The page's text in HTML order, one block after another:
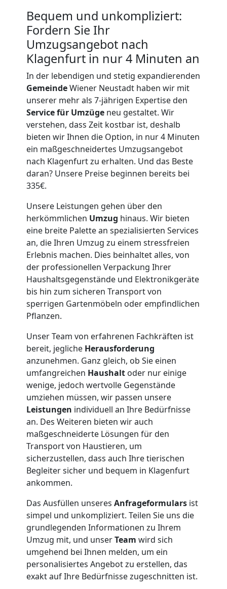
Bequem und unkompliziert:
Fordern Sie Ihr
Umzugsangebot nach
Klagenfurt in nur 4 Minuten an
In der lebendigen und stetig expandierenden
GemeindeWiener Neustadt haben wir mit
unserer mehr als 7-jährigen Expertise den
Service für Umzüge neu gestaltet. Wir
verstehen, dass Zeit kostbar ist, deshalb
bieten wir Ihnen die Option, in nur 4 Minuten
ein maßgeschneidertes Umzugsangebot
nach Klagenfurt zu erhalten. Und das Beste
daran? Unsere Preise beginnen bereits bei
335€.
Unsere Leistungen gehen über den
herkömmlichen Umzug hinaus. Wir bieten
eine breite Palette an spezialisierten Services
an, die Ihren Umzug zu einem stressfreien
Erlebnis machen. Dies beinhaltet alles, von
der professionellen Verpackung Ihrer
Haushaltsgegenstände und Elektronikgeräte
bis hin zum sicheren Transport von
sperrigen Gartenmöbeln oder empfindlichen
Pflanzen.
Unser Team von erfahrenen Fachkräften ist
bereit, jegliche Herausforderung
anzunehmen. Ganz gleich, ob Sie einen
umfangreichen Haushalt oder nur einige
wenige, jedoch wertvolle Gegenstände
umziehen müssen, wir passen unsere
Leistungen individuell an Ihre Bedürfnisse
an. Des Weiteren bieten wir auch
maßgeschneiderte Lösungen für den
Transport von Haustieren, um
sicherzustellen, dass auch Ihre tierischen
Begleiter sicher und bequem in Klagenfurt
ankommen.
Das Ausfüllen unseres Anfrageformulars ist
simpel und unkompliziert. Teilen Sie uns die
grundlegenden Informationen zu Ihrem
Umzug mit, und unserTeam wird sich
umgehend bei Ihnen melden, um ein
personalisiertes Angebot zu erstellen, das
exakt auf Ihre Bedürfnisse zugeschnitten ist.
Wiener
Neustadt
Expressumzug
Wiener
Neustadt
Tragehilfe
Wiener
Neustadt
Kleiner
Umzug
Wiener
Neustadt
Küchenumzug
Wiener
Neustadt
Umzug
und
Lagerung
Wiener
Neustadt